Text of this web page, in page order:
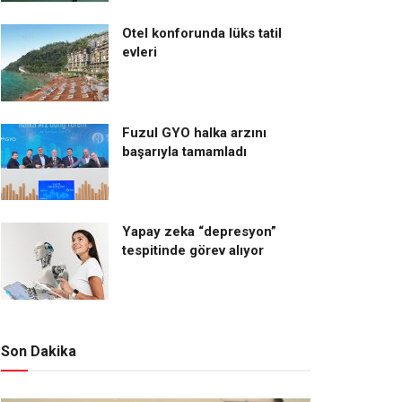
Otel konforunda lüks tatil
evleri
Fuzul GYO halka arzını
başarıyla tamamladı
Yapay zeka “depresyon”
tespitinde görev alıyor
Son Dakika